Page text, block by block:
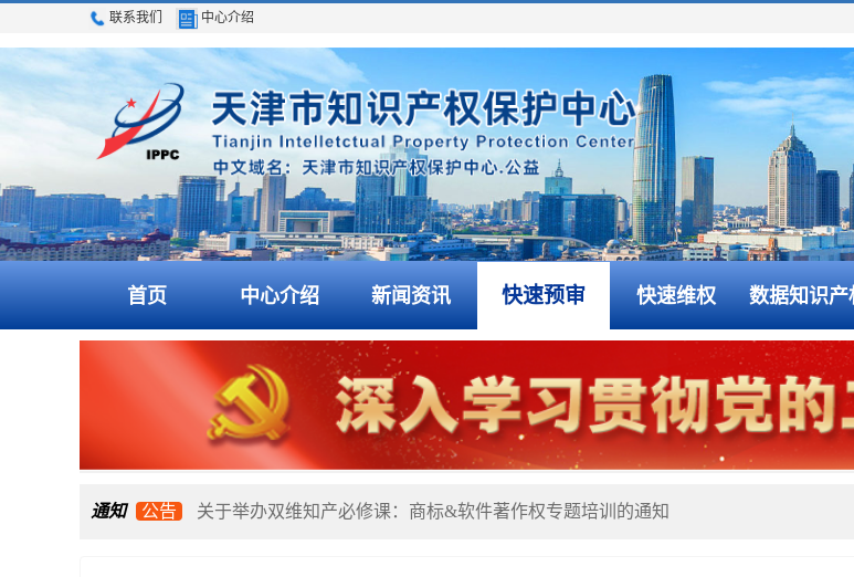
联系我们 中心介绍
首页 中心介绍 新闻资讯 快速预审 快速维权 数据知识产
通知 公告
关于印发《天津市知识产权保护中心专利代理机构预审登记管理办法》的通知
关于举办双维知产必修课：商标&软件著作权专题培训的通知